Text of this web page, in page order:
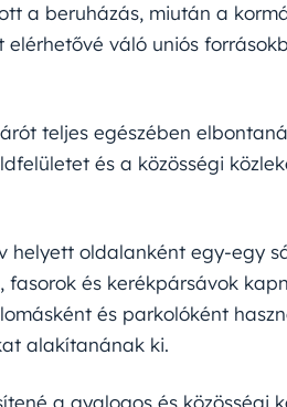
a beruházás, miután a
váló uniós
teljes egészében
és a közösségi
helyett oldalanként egy-egy
és kerékpársávok
és parkolóként
alakítanának ki.
a gyalogos és közösségi